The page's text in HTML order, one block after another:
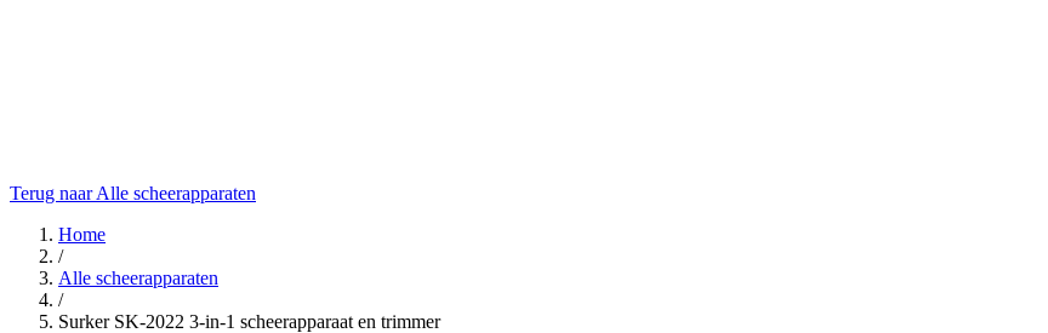
Terug naar Alle scheerapparaten
Home
/
Alle scheerapparaten
/
Surker SK-2022 3-in-1 scheerapparaat en trimmer